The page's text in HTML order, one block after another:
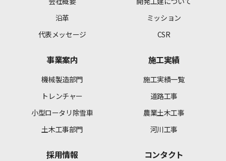
沿革
代表メッセージ
ミッション
CSR
事業案内
機械製造部門
トレンチャー
小型ロータリ除雪車
土木工事部門
施工実績
施工実績一覧
道路工事
農業土木工事
河川工事
採用情報 コンタクト